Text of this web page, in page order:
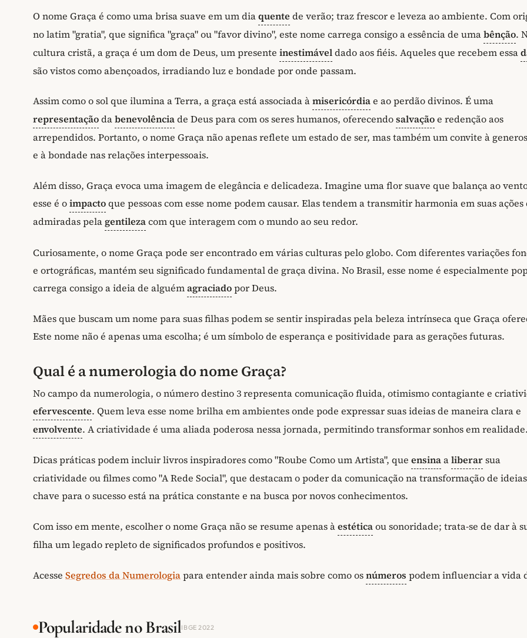
O nome Graça é como uma brisa suave em um diaquente de verão; traz frescor e leveza ao ambiente. Com
no latim "gratia", que significa "graça" ou "favor divino", este nome carrega consigo a essência de umabênção.
cultura cristã, a graça é um dom de Deus, um presente inestimáveldado aos fiéis. Aqueles que recebem essa
são vistos como abençoados, irradiando luz e bondade por onde passam.
Assim como o sol que ilumina a Terra, a graça está associada àmisericórdiae ao perdão divinos. É uma
representaçãodabenevolênciade Deus para com os seres humanos, oferecendosalvaçãoe redenção aos
arrependidos. Portanto, o nome Graça não apenas reflete um estado de ser, mas também um convite à
e à bondade nas relações interpessoais.
Além disso, Graça evoca uma imagem de elegância e delicadeza. Imagine uma flor suave que balança ao
esse é oimpactoque pessoas com esse nome podem causar. Elas tendem a transmitir harmonia em suas ações
admiradas pelagentilezacom que interagem com o mundo ao seu redor.
Curiosamente, o nome Graça pode ser encontrado em várias culturas pelo globo. Com diferentes variações
e ortográficas, mantém seu significado fundamental de graça divina. No Brasil, esse nome é especialmente
carrega consigo a ideia de alguémagraciadopor Deus.
Mães que buscam um nome para suas filhas podem se sentir inspiradas pela beleza intrínseca que Graça
Este nome não é apenas uma escolha; é um símbolo de esperança e positividade para as gerações futuras.
Qual é a numerologia do nome Graça?
No campo da numerologia, o número destino 3 representa comunicação fluida, otimismo contagiante e
efervescente. Quem leva esse nome brilha em ambientes onde pode expressar suas ideias de maneira clara e
envolvente. A criatividade é uma aliada poderosa nessa jornada, permitindo transformar sonhos em realidade.
Dicas práticas podem incluir livros inspiradores como "Roube Como um Artista", que ensinaaliberarsua
criatividade ou filmes como "A Rede Social", que destacam o poder da comunicação na transformação de
chave para o sucesso está na prática constante e na busca por novos conhecimentos.
Com isso em mente, escolher o nome Graça não se resume apenas àestéticaou sonoridade; trata-se de dar à
filha um legado repleto de significados profundos e positivos.
Acesse Segredos da Numerologiapara entender ainda mais sobre como osnúmeros podem influenciar a vida
Popularidade no BrasilIBGE 2022